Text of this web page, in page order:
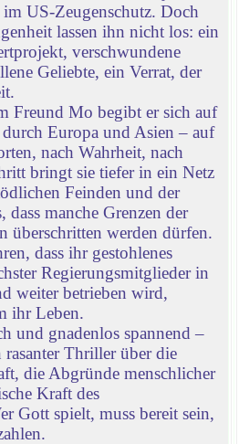
im US-Zeugenschutz. Doch
lassen ihn nicht los: ein
verschwundene
Geliebte, ein Verrat, der
Freund Mo begibt er sich auf
Europa und Asien – auf
nach Wahrheit, nach
bringt sie tiefer in ein Netz
Feinden und der
dass manche Grenzen der
überschritten werden dürfen.
dass ihr gestohlenes
Regierungsmitglieder in
weiter betrieben wird,
ihr Leben.
und gnadenlos spannend –
Thriller über die
die Abgründe menschlicher
Kraft des
Gott spielt, muss bereit sein,